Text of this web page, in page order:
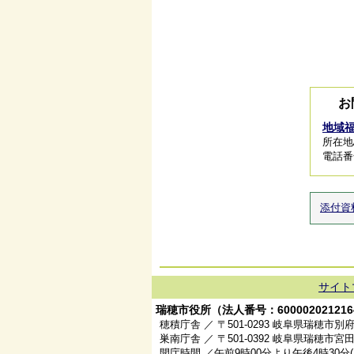
お
地域
所在
電話
添付資
サイ
瑞穂市役所（法人番号：
穂積庁舎 ／ 〒501-0293 岐阜県瑞穂市別
巣南庁舎 ／ 〒501-0392 岐阜県瑞穂市宮